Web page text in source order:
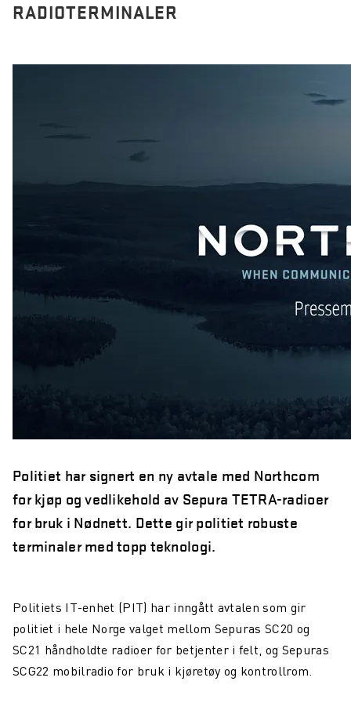
Northcom News #3
RADIOTERMINALER
Politiet har signert en ny avtale med Northcom
for kjøp og vedlikehold av Sepura TETRA-radioer
for bruk i Nødnett. Dette gir politiet robuste
terminaler med topp teknologi.
Politiets IT-enhet (PIT) har inngått avtalen som gir
politiet i hele Norge valget mellom Sepuras SC20 og
SC21 håndholdte radioer for betjenter i felt, og Sepuras
SCG22 mobilradio for bruk i kjøretøy og kontrollrom.